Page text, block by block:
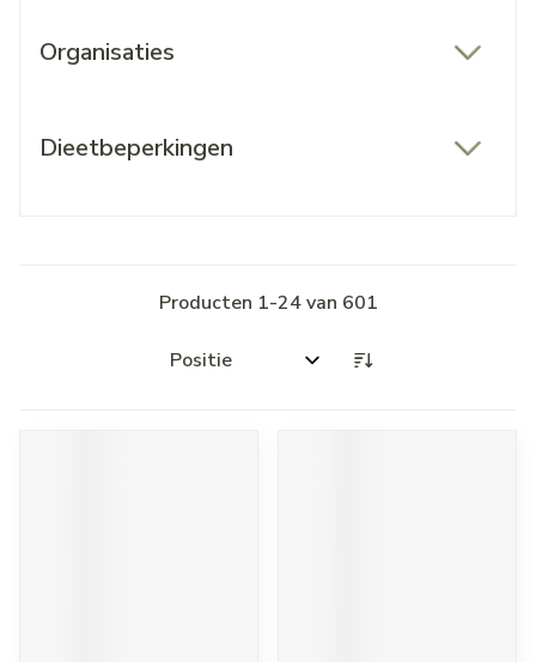
Organisaties
Dieetbeperkingen
Producten 1-24van 601
Sorteer op: